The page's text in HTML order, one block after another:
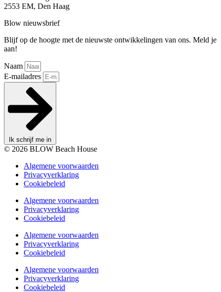
2553 EM, Den Haag
Blow nieuwsbrief
Blijf op de hoogte met de nieuwste ontwikkelingen van ons. Meld je
aan!
Naam
E-mailadres
Ik schrijf me in
© 2026 BLOW Beach House
Algemene voorwaarden
Privacyverklaring
Cookiebeleid
Algemene voorwaarden
Privacyverklaring
Cookiebeleid
Algemene voorwaarden
Privacyverklaring
Cookiebeleid
Algemene voorwaarden
Privacyverklaring
Cookiebeleid